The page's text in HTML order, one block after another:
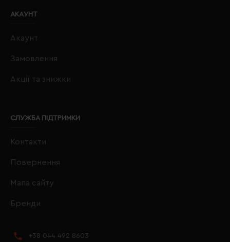
АКАУНТ
Акаунт
Замовлення
Акції та знижки
СЛУЖБА ПІДТРИМКИ
Контакти
Повернення
Мапа сайту
Бренди
+38 044 492 8603